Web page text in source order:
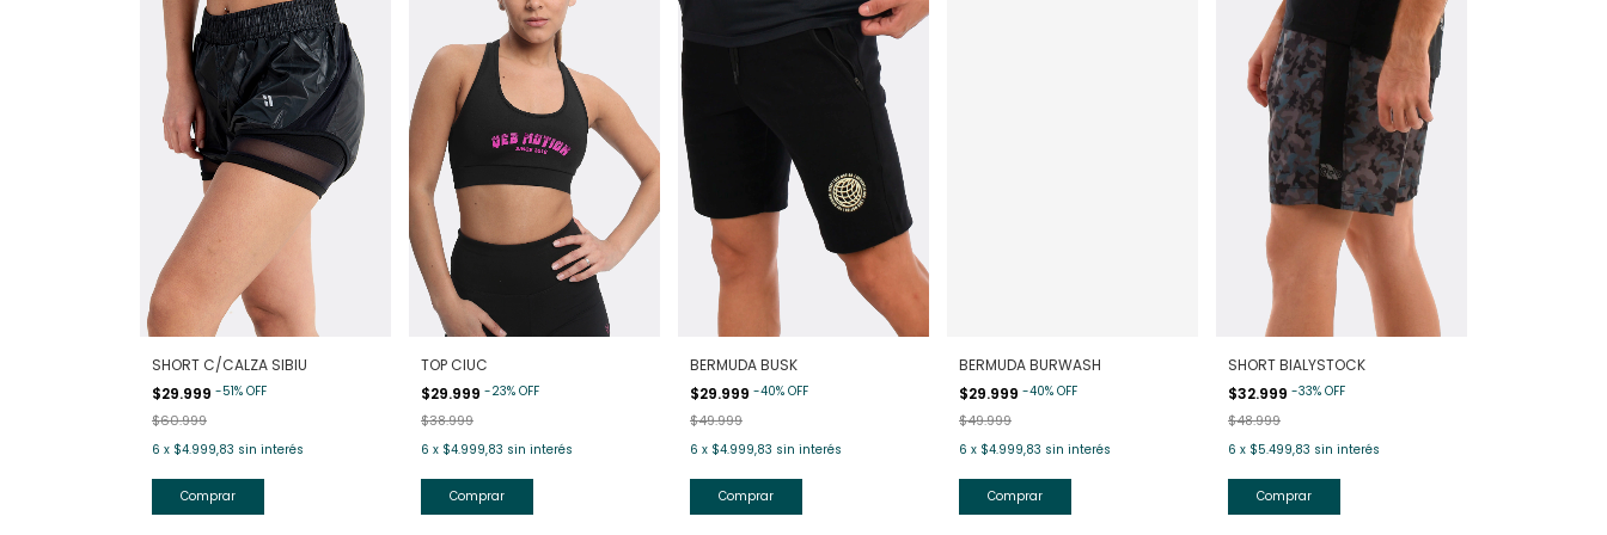
SHORT C/CALZA SIBIU
$29.999 -51% OFF
$60.999
6 x $4.999,83 sin interés
Comprar
TOP CIUC
$29.999 -23% OFF
$38.999
6 x $4.999,83 sin interés
Comprar
BERMUDA BUSK
$29.999 -40% OFF
$49.999
6 x $4.999,83 sin interés
Comprar
BERMUDA BURWASH
$29.999 -40% OFF
$49.999
6 x $4.999,83 sin interés
Comprar
SHORT BIALYSTOCK
$32.999 -33% OFF
$48.999
6 x $5.499,83 sin interés
Comprar